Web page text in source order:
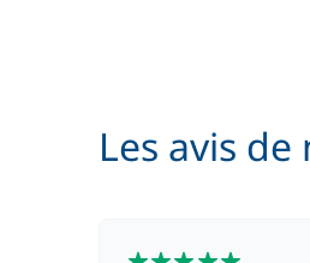
Seabob / Sea Scooter
Les avis